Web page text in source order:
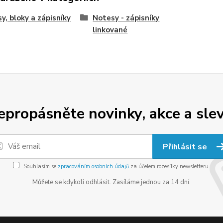
bloky a zápisníky
Notesy - zápisníky
linkované
novinky, akce a
Přihlásit se
Souhlasím se zpracováním osobních údajů za účelem rozesílky newsletteru.
Můžete se kdykoli odhlásit. Zasíláme jednou za 14 dní.